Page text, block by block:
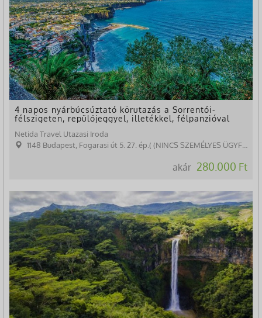
4 napos nyárbúcsúztató körutazás a Sorrentói-
félszigeten, repülőjeggyel, illetékkel, félpanzióval
Netida Travel Utazasi Iroda
1148 Budapest, Fogarasi út 5. 27. ép.( (NINCS SZEMÉLYES ÜGYFÉLFOGADÁS)
akár 280.000 Ft